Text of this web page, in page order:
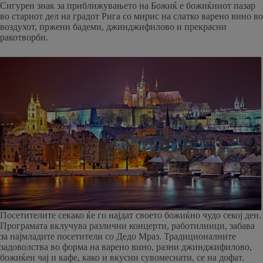
Сигурен знак за приближувањето на Божиќ е божиќниот пазар
во стариот дел на градот Рига со мирис на слатко варено вино во
воздухот, пржени бадеми, джинджифилово и прекрасни
ракотворби.
Посетителите секако ќе го најдат своето божиќно чудо секој ден.
Програмата вклучува различни концерти, работилници, забава
за најмладите посетители со Дедо Мраз. Традиционалните
задоволства во форма на варено вино, разни джинджифилово,
божиќен чај и кафе, како и вкусни сувомеснати, се на дофат.